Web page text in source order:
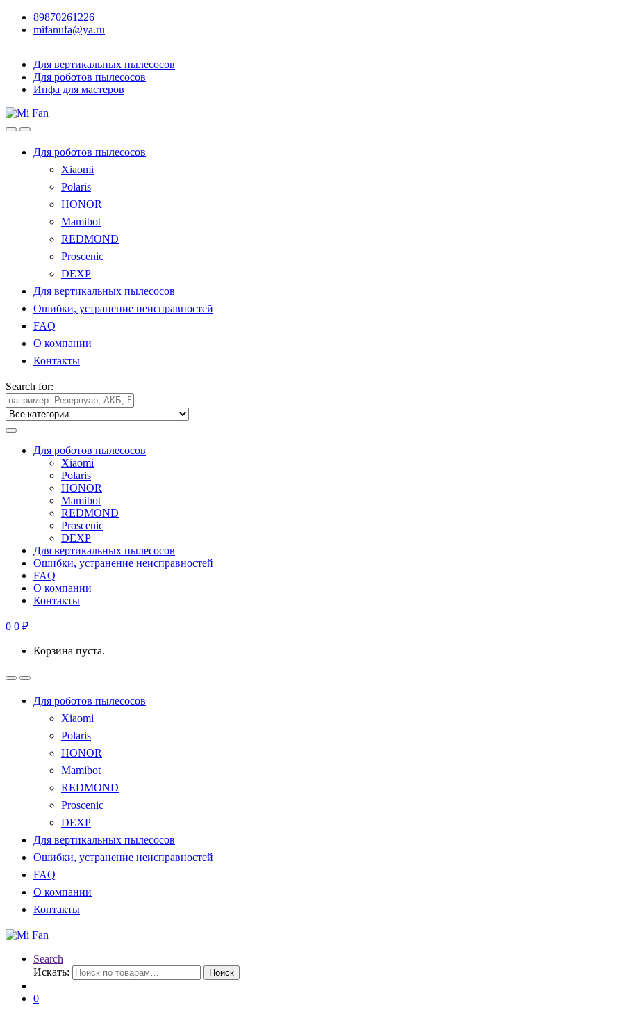
89870261226
mifanufa@ya.ru
Для вертикальных пылесосов
Для роботов пылесосов
Инфа для мастеров
Для роботов пылесосов
Xiaomi
Polaris
HONOR
Mamibot
REDMOND
Proscenic
DEXP
Для вертикальных пылесосов
Ошибки, устранение неисправностей
FAQ
О компании
Контакты
Search for:
Для роботов пылесосов
Xiaomi
Polaris
HONOR
Mamibot
REDMOND
Proscenic
DEXP
Для вертикальных пылесосов
Ошибки, устранение неисправностей
FAQ
О компании
Контакты
0 0 ₽
Корзина пуста.
Для роботов пылесосов
Xiaomi
Polaris
HONOR
Mamibot
REDMOND
Proscenic
DEXP
Для вертикальных пылесосов
Ошибки, устранение неисправностей
FAQ
О компании
Контакты
Search
Искать:
Поиск
0